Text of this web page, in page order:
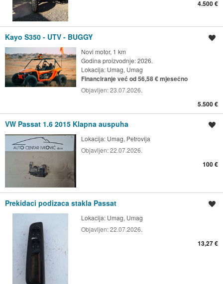
4.500 €
Kayo S350 - UTV - BUGGY
Novi motor, 1 km
Godina proizvodnje: 2026.
Lokacija: Umag, Umag
Financiranje već od 56,58 € mjesečno
Objavljen:23.07.2026.
5.500 €
VW Passat 1.6 2015 Klapna auspuha
Lokacija: Umag, Petrovija
Objavljen:22.07.2026.
100 €
Prekidaci podizaca stakla Passat
Lokacija: Umag, Umag
Objavljen:22.07.2026.
13,27 €